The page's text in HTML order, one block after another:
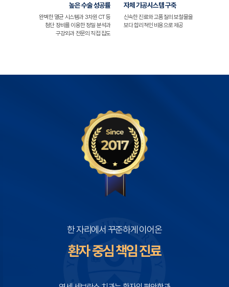
자체 기공시스템 구축
신속한 진료와 고품질의 보철물을
보다 합리적인 비용으로 제공
높은 수술 성공률
완벽한 멸균 시스템과 3차원 CT 등
첨단 장비를 이용한 정밀 분석과
구강외과 전문의 직접 집도
한 자리에서 꾸준하게 이어온
환자 중심 책임 진료